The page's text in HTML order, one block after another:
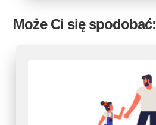
Może Ci się spodobać: